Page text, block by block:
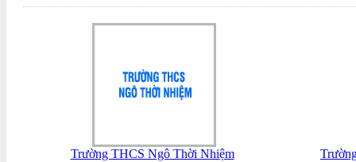
Trường THCS Ngô Thời Nhiệm